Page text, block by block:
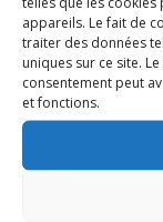
appareils. Le fait de
traiter des données
uniques sur ce site.
consentement peut
et fonctions.
il y a 5 mois
Extra !! bravo
0
Nadine